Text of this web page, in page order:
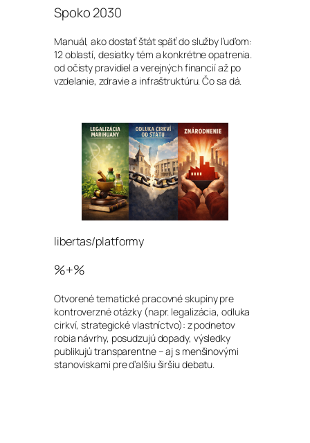
Spoko 2030
Manuál, ako dostať štát späť do služby ľuďom:
12 oblastí, desiatky tém a konkrétne opatrenia.
od očisty pravidiel a verejných financií až po
vzdelanie, zdravie a infraštruktúru. Čo sa dá.
libertas/platformy
%+%
Otvorené tematické pracovné skupiny pre
kontroverzné otázky (napr. legalizácia, odluka
cirkví, strategické vlastníctvo): z podnetov
robia návrhy, posudzujú dopady, výsledky
publikujú transparentne – aj s menšinovými
stanoviskami pre ďalšiu širšiu debatu.